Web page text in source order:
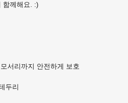
함께해요. :)
서리까지 안전하게 보호
두리